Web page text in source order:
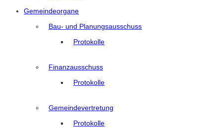
Gemeindeorgane
Bau- und Planungsausschuss
Protokolle
Finanzausschuss
Protokolle
Gemeindevertretung
Protokolle